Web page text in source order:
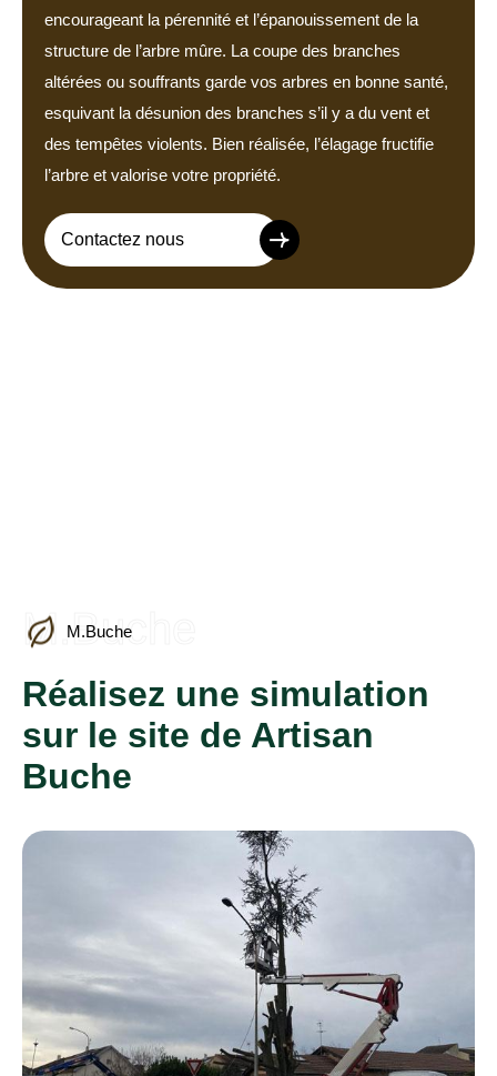
encourageant la pérennité et l’épanouissement de la
structure de l’arbre mûre. La coupe des branches
altérées ou souffrants garde vos arbres en bonne santé,
esquivant la désunion des branches s’il y a du vent et
des tempêtes violents. Bien réalisée, l’élagage fructifie
l’arbre et valorise votre propriété.
Contactez nous
M.Buche
M.Buche
Réalisez une simulation
sur le site de Artisan
Buche